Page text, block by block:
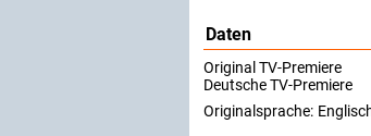
Daten
Original TV-Premiere
Deutsche TV-Premiere
Originalsprache: